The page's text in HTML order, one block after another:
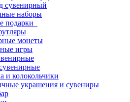
сувенирный
наборы
подарки
монеты
игры
и колокольчики
украшения и сувениры